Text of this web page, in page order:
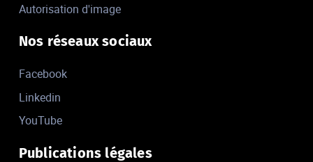
Autorisation d'image
Nos réseaux sociaux
Facebook
Linkedin
YouTube
Publications légales